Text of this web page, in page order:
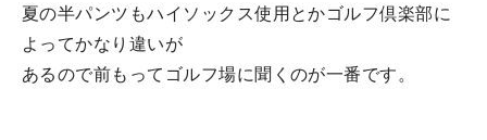
夏の半パンツもハイソックス使用とかゴルフ倶楽部に
よってかなり違いが
あるので前もってゴルフ場に聞くのが一番です。